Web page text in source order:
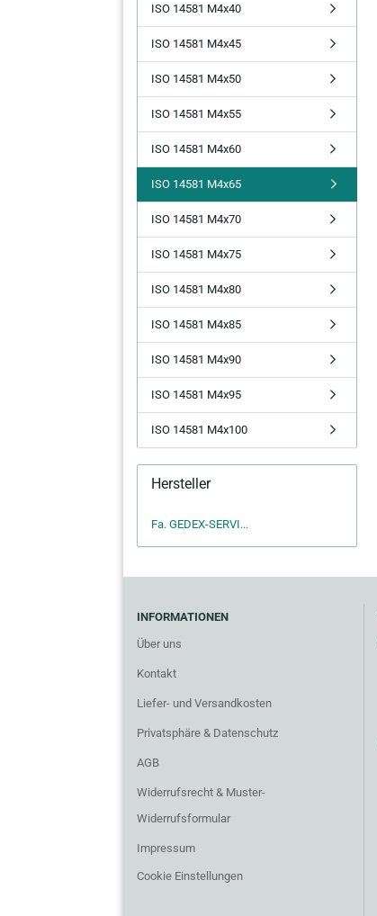
ISO 14581 M4x40
ISO 14581 M4x45
ISO 14581 M4x50
ISO 14581 M4x55
ISO 14581 M4x60
ISO 14581 M4x65
ISO 14581 M4x70
ISO 14581 M4x75
ISO 14581 M4x80
ISO 14581 M4x85
ISO 14581 M4x90
ISO 14581 M4x95
ISO 14581 M4x100
Hersteller
Fa. GEDEX-SERVI...
INFORMATIONEN
Über uns
Kontakt
Liefer- und Versandkosten
Privatsphäre & Datenschutz
AGB
Widerrufsrecht & Muster-
Widerrufsformular
Impressum
Cookie Einstellungen